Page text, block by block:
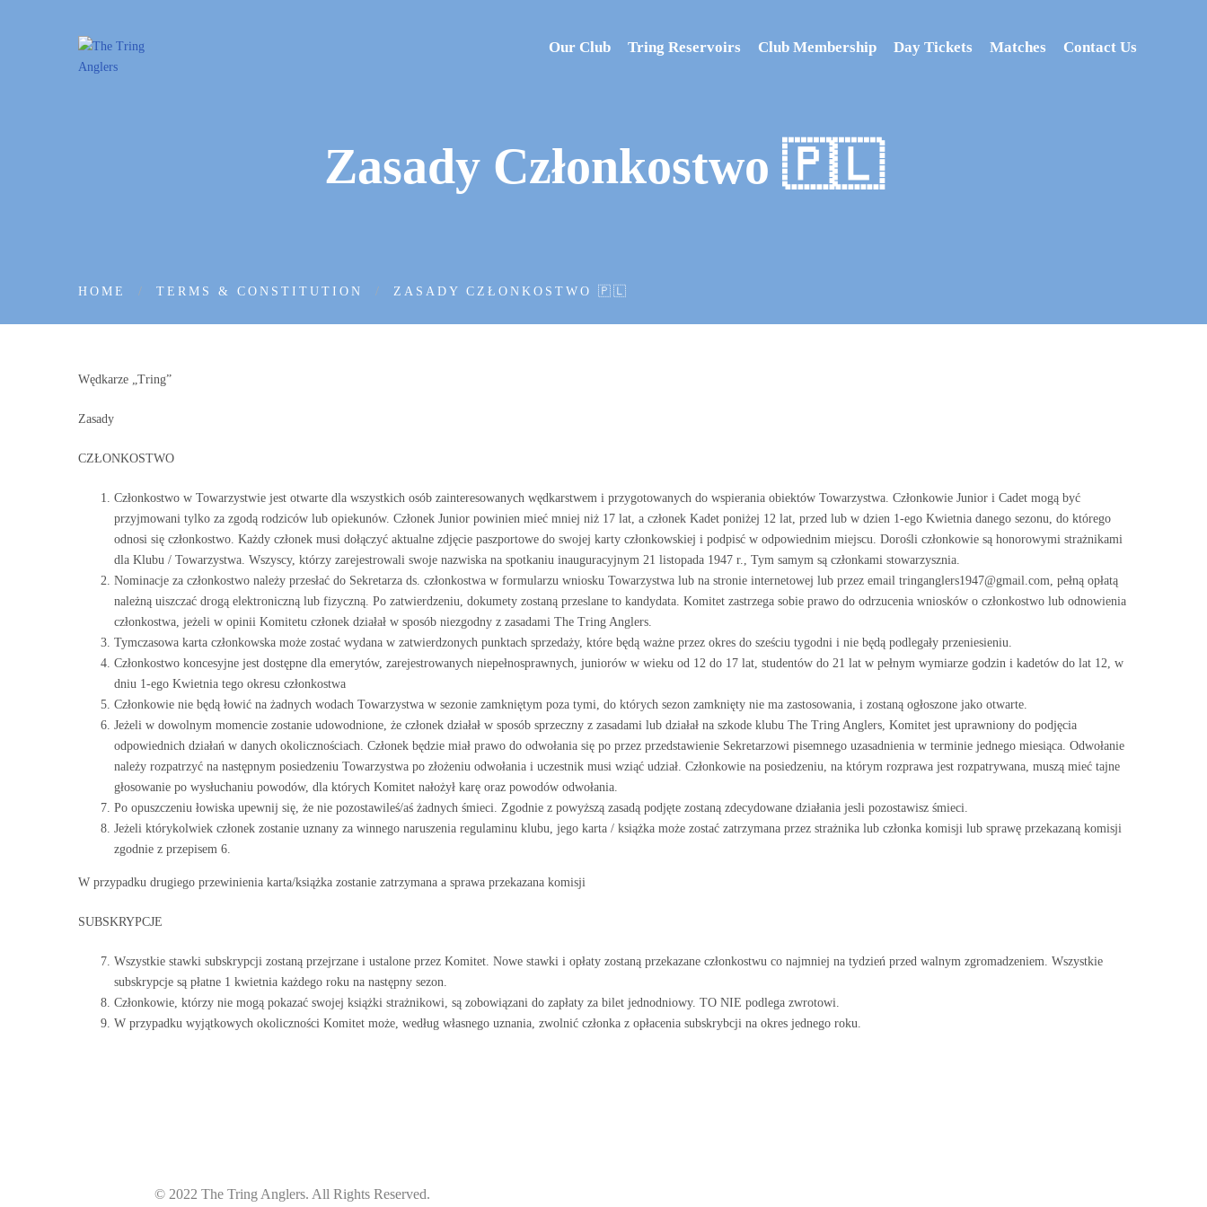
Our Club Tring Reservoirs Club Membership Day Tickets Matches Contact Us
Zasady Członkostwo 🇵🇱
HOME TERMS & CONSTITUTION ZASADY CZŁONKOSTWO 🇵🇱
Wędkarze „Tring”
Zasady
CZŁONKOSTWO
Członkostwo w Towarzystwie jest otwarte dla wszystkich osób zainteresowanych wędkarstwem i przygotowanych do wspierania obiektów Towarzystwa. Członkowie Junior i Cadet mogą być
przyjmowani tylko za zgodą rodziców lub opiekunów. Członek Junior powinien mieć mniej niż 17 lat, a członek Kadet poniżej 12 lat, przed lub w dzien 1-ego Kwietnia danego sezonu, do którego
odnosi się członkostwo. Każdy członek musi dołączyć aktualne zdjęcie paszportowe do swojej karty członkowskiej i podpisć w odpowiednim miejscu. Dorośli członkowie są honorowymi strażnikami
dla Klubu / Towarzystwa. Wszyscy, którzy zarejestrowali swoje nazwiska na spotkaniu inauguracyjnym 21 listopada 1947 r., Tym samym są członkami stowarzysznia.
Nominacje za członkostwo należy przesłać do Sekretarza ds. członkostwa w formularzu wniosku Towarzystwa lub na stronie internetowej lub przez email tringanglers1947@gmail.com, pełną opłatą
należną uiszczać drogą elektroniczną lub fizyczną. Po zatwierdzeniu, dokumety zostaną przeslane to kandydata. Komitet zastrzega sobie prawo do odrzucenia wniosków o członkostwo lub odnowienia
członkostwa, jeżeli w opinii Komitetu członek działał w sposób niezgodny z zasadami The Tring Anglers.
Tymczasowa karta członkowska może zostać wydana w zatwierdzonych punktach sprzedaży, które będą ważne przez okres do sześciu tygodni i nie będą podlegały przeniesieniu.
Członkostwo koncesyjne jest dostępne dla emerytów, zarejestrowanych niepełnosprawnych, juniorów w wieku od 12 do 17 lat, studentów do 21 lat w pełnym wymiarze godzin i kadetów do lat 12, w
dniu 1-ego Kwietnia tego okresu członkostwa
Członkowie nie będą łowić na żadnych wodach Towarzystwa w sezonie zamkniętym poza tymi, do których sezon zamknięty nie ma zastosowania, i zostaną ogłoszone jako otwarte.
Jeżeli w dowolnym momencie zostanie udowodnione, że członek działał w sposób sprzeczny z zasadami lub działał na szkode klubu The Tring Anglers, Komitet jest uprawniony do podjęcia
odpowiednich działań w danych okolicznościach. Członek będzie miał prawo do odwołania się po przez przedstawienie Sekretarzowi pisemnego uzasadnienia w terminie jednego miesiąca. Odwołanie
należy rozpatrzyć na następnym posiedzeniu Towarzystwa po złożeniu odwołania i uczestnik musi wziąć udział. Członkowie na posiedzeniu, na którym rozprawa jest rozpatrywana, muszą mieć tajne
głosowanie po wysłuchaniu powodów, dla których Komitet nałożył karę oraz powodów odwołania.
Po opuszczeniu łowiska upewnij się, że nie pozostawileś/aś żadnych śmieci. Zgodnie z powyższą zasadą podjęte zostaną zdecydowane działania jesli pozostawisz śmieci.
Jeżeli którykolwiek członek zostanie uznany za winnego naruszenia regulaminu klubu, jego karta / książka może zostać zatrzymana przez strażnika lub członka komisji lub sprawę przekazaną komisji
zgodnie z przepisem 6.
W przypadku drugiego przewinienia karta/książka zostanie zatrzymana a sprawa przekazana komisji
SUBSKRYPCJE
Wszystkie stawki subskrypcji zostaną przejrzane i ustalone przez Komitet. Nowe stawki i opłaty zostaną przekazane członkostwu co najmniej na tydzień przed walnym zgromadzeniem. Wszystkie
subskrypcje są płatne 1 kwietnia każdego roku na następny sezon.
Członkowie, którzy nie mogą pokazać swojej książki strażnikowi, są zobowiązani do zapłaty za bilet jednodniowy. TO NIE podlega zwrotowi.
W przypadku wyjątkowych okoliczności Komitet może, według własnego uznania, zwolnić członka z opłacenia subskrybcji na okres jednego roku.
© 2022 The Tring Anglers. All Rights Reserved.